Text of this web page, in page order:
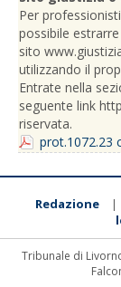
Per
possibile
sito
utilizzando il
Entrate nella
seguente link
riservata.
prot.1072.23
Redazione |
Tribunale di